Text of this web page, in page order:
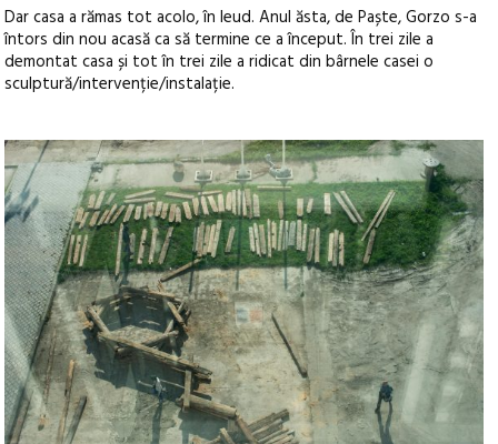
Dar casa a rămas tot acolo, în Ieud. Anul ăsta, de Paște, Gorzo s-a
întors din nou acasă ca să termine ce a început. În trei zile a
demontat casa și tot în trei zile a ridicat din bârnele casei o
sculptură/intervenție/instalație.